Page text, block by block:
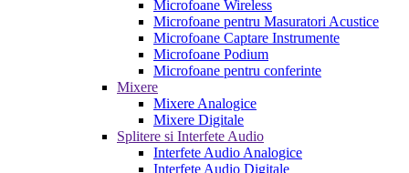
Microfoane Wireless
Microfoane pentru Masuratori Acustice
Microfoane Captare Instrumente
Microfoane Podium
Microfoane pentru conferinte
Mixere
Mixere Analogice
Mixere Digitale
Splitere si Interfete Audio
Interfete Audio Analogice
Interfete Audio Digitale